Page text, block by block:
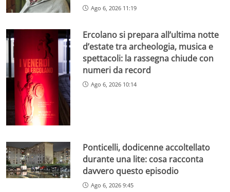
Ago 6, 2026 11:19
Ercolano si prepara all’ultima notte
d’estate tra archeologia, musica e
spettacoli: la rassegna chiude con
numeri da record
Ago 6, 2026 10:14
Ponticelli, dodicenne accoltellato
durante una lite: cosa racconta
davvero questo episodio
Ago 6, 2026 9:45